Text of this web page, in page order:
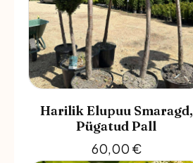
Harilik Elupuu Smaragd,
Pügatud Pall
60,00 €